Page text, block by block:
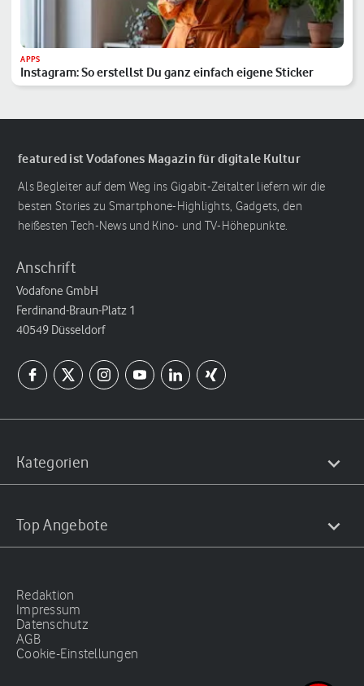
APPS
Instagram: So erstellst Du ganz einfach eigene Sticker
featured ist Vodafones Magazin für digitale Kultur
Als Begleiter auf dem Weg ins Gigabit-Zeitalter liefern wir die
besten Stories zu Smartphone-Highlights, Gadgets, den
heißesten Tech-News und Kino- und TV-Höhepunkte.
Anschrift
Vodafone GmbH
Ferdinand-Braun-Platz 1
40549 Düsseldorf
Kategorien
Top Angebote
Redaktion
Impressum
Datenschutz
AGB
Cookie-Einstellungen